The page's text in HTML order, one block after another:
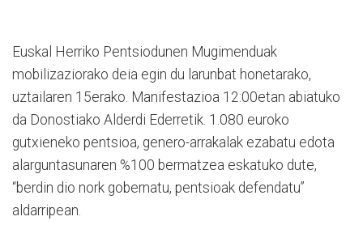
Euskal Herriko Pentsiodunen Mugimenduak
mobilizaziorako deia egin du larunbat honetarako,
uztailaren 15erako. Manifestazioa 12:00etan abiatuko
da Donostiako Alderdi Ederretik. 1.080 euroko
gutxieneko pentsioa, genero-arrakalak ezabatu edota
alarguntasunaren %100 bermatzea eskatuko dute,
“berdin dio nork gobernatu, pentsioak defendatu”
aldarripean.